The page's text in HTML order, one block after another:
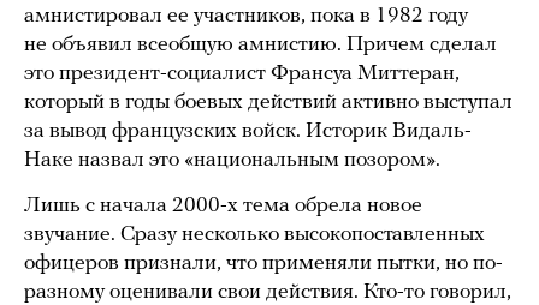
амнистировал ее участников, пока в 1982 году
не объявил всеобщую амнистию. Причем сделал
это президент-социалист Франсуа Миттеран,
который в годы боевых действий активно выступал
за вывод французских войск. Историк Видаль-
Наке назвал это «национальным позором».
Лишь с начала 2000-х тема обрела новое
звучание. Сразу несколько высокопоставленных
офицеров признали, что применяли пытки, но по-
разному оценивали свои действия. Кто-то говорил,